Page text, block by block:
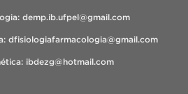
demp.ib.ufpel@gmail.com
dfisiologiafarmacologia@gmail.com
ibdezg@hotmail.com